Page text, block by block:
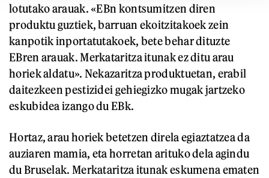
lotutako arauak. «EBn kontsumitzen diren
produktu guztiek, barruan ekoitzitakoek zein
kanpotik inportatutakoek, bete behar dituzte
EBren arauak. Merkataritza itunak ez ditu arau
horiek aldatu». Nekazaritza produktuetan, erabil
daitezkeen pestizidei gehiegizko mugak jartzeko
eskubidea izango du EBk.
Hortaz, arau horiek betetzen direla egiaztatzea da
auziaren mamia, eta horretan arituko dela agindu
du Bruselak. Merkataritza itunak eskumena ematen